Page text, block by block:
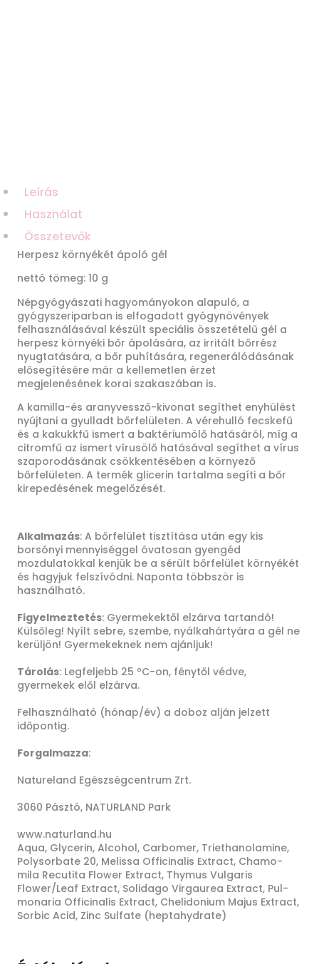
Leírás
Használat
Összetevők
Herpesz környékét ápoló gél
nettó tömeg: 10 g
Népgyógyászati hagyományokon alapuló, a
gyógyszeriparban is elfogadott gyógynövények
felhasználásával készült speciális összetételű gél a
herpesz környéki bőr ápolására, az irritált bőrrész
nyugtatására, a bőr puhítására, regenerálódásának
elősegítésére már a kellemetlen érzet
megjelenésének korai szakaszában is.
A kamilla-és aranyvessző-kivonat segíthet enyhülést
nyújtani a gyulladt bőrfelületen. A vérehulló fecskefű
és a kakukkfű ismert a baktériumölő hatásáról, míg a
citromfű az ismert vírusölő hatásával segíthet a vírus
szaporodásának csökkentésében a környező
bőrfelületen. A termék glicerin tartalma segíti a bőr
kirepedésének megelőzését.
Alkalmazás: A bőrfelület tisztítása után egy kis
borsónyi mennyiséggel óvatosan gyengéd
mozdulatokkal kenjük be a sérült bőrfelület környékét
és hagyjuk felszívódni. Naponta többször is
használható.
Figyelmeztetés: Gyermekektől elzárva tartandó!
Külsőleg! Nyílt sebre, szembe, nyálkahártyára a gél ne
kerüljön! Gyermekeknek nem ajánljuk!
Tárolás: Legfeljebb 25 ºC-on, fénytől védve,
gyermekek elől elzárva.
Felhasználható (hónap/év) a doboz alján jelzett
időpontig.
Forgalmazza:
Natureland Egészségcentrum Zrt.
3060 Pásztó, NATURLAND Park
www.naturland.hu
Aqua, Glycerin, Alcohol, Carbomer, Triethanolamine,
Polysorbate 20, Melissa Officinalis Extract, Chamo-
mila Recutita Flower Extract, Thymus Vulgaris
Flower/Leaf Extract, Solidago Virgaurea Extract, Pul-
monaria Officinalis Extract, Chelidonium Majus Extract,
Sorbic Acid, Zinc Sulfate (heptahydrate)